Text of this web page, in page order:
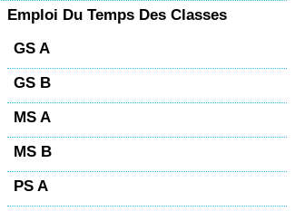
Emploi Du Temps Des Classes
GS A
GS B
MS A
MS B
PS A